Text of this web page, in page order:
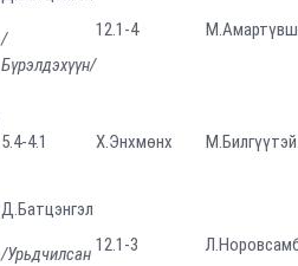
/
Бүрэлдэхүүн/
12.1-4
5.4-4.1 Х.Энхмөнх М.Билгүүтэй
Д.Батцэнгэл
/Урьдчилсан 12.1-3